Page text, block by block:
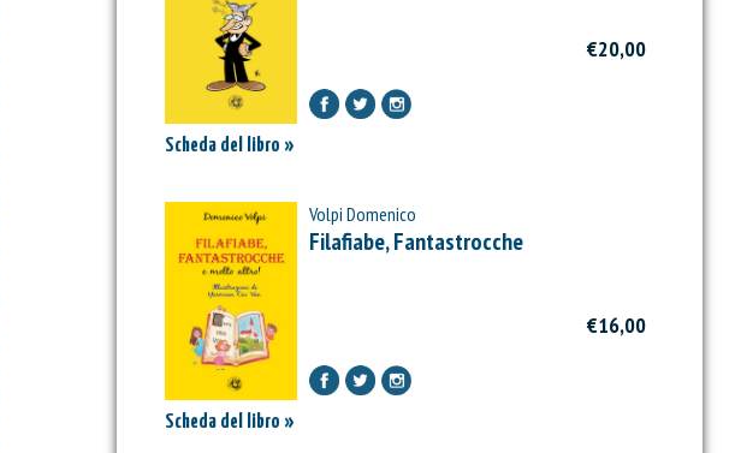
Scheda del libro »
€20,00
Scheda del libro »
Volpi Domenico
Filafiabe, Fantastrocche
€16,00